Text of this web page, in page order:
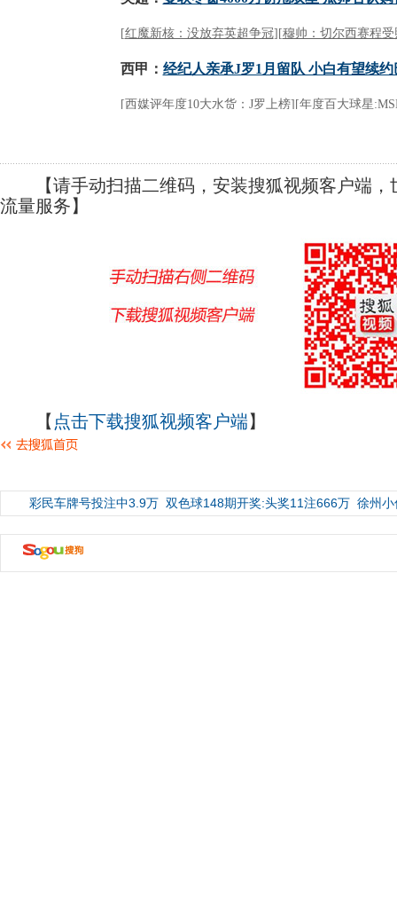
【请手动扫描二维码，安装搜狐视频客户端，
流量服务】
【 点击下载搜狐视频客户端】
彩民车牌号投注中3.9万 双色球148期开奖:头奖11注666万 徐州